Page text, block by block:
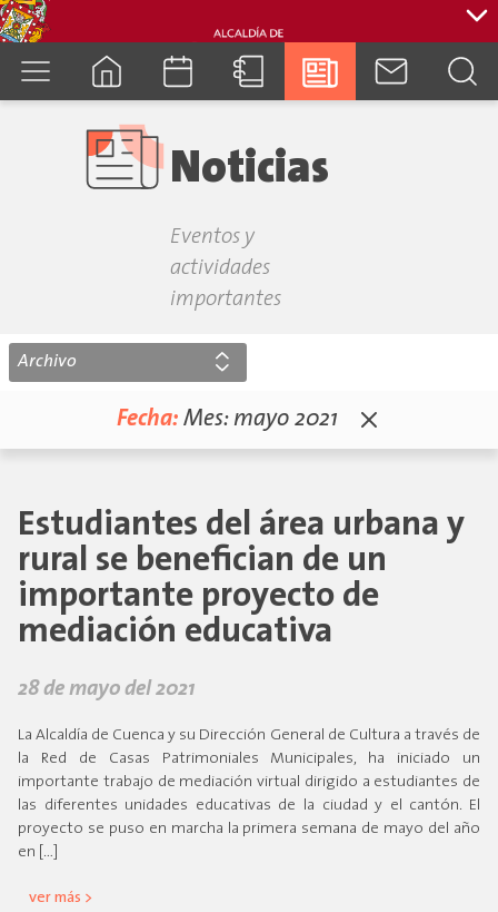
Noticias
Eventos y
actividades
importantes
Fecha: Mes: mayo 2021
Estudiantes del área urbana y
rural se benefician de un
importante proyecto de
mediación educativa
28 de mayo del 2021
La Alcaldía de Cuenca y su Dirección General de Cultura a través de
la Red de Casas Patrimoniales Municipales, ha iniciado un
importante trabajo de mediación virtual dirigido a estudiantes de
las diferentes unidades educativas de la ciudad y el cantón. El
proyecto se puso en marcha la primera semana de mayo del año
en […]
ver más >
Archivo